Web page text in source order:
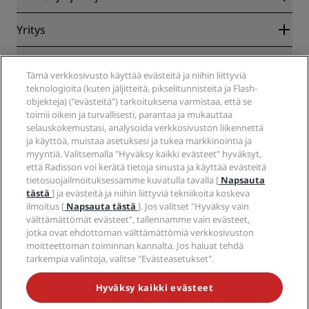
Blog
Kohteet
Tulevat hotellit
Radisson Hotels -sovellus
Sports Approved -hotellit
Perheystävälliset hotellit
Terveys ja turvallisuus
Yhteistyökumppanit
Yritys
Radisson Hotel Group
Media
Työpaikat RHG
Työpaikat PPHE
Työpaikat EHL
The Club by RHG
Kehitysmahdollisuudet
Vastuullinen liiketoiminta
Hankinta
Tietosuojakeskus
Oikeudellinen huomautus
Radisson Rewards -ehdot
Sivuston käyttösopimus
Digitaalinen saavutettavuus
Nykyajan orjuutta koskeva lausunto
Ohje
Kuluttajailmoitukset
Ota yhteyttä
Usein kysytyt kysymykset
Sivustokartta
Sosiaalinen media
Radisson Hotels -brändit
ÄLÄ JÄÄ PAITSI PARHAISTA TARJOUKSISTAMME
Tämä verkkosivusto käyttää evästeitä ja niihin liittyviä
teknologioita (kuten jäljitteitä, pikselitunnisteita ja Flash-
objekteja) ("evästeitä") tarkoituksena varmistaa, että se
toimii oikein ja turvallisesti, parantaa ja mukauttaa
selauskokemustasi, analysoida verkkosivuston liikennettä
ja käyttöä, muistaa asetuksesi ja tukea markkinointia ja
myyntiä. Valitsemalla "Hyväksy kaikki evästeet" hyväksyt,
että Radisson voi kerätä tietoja sinusta ja käyttää evästeitä
tietosuojailmoituksessamme kuvatulla tavalla [ Napsauta
tästä] ja evästeitä ja niihin liittyviä tekniikoita koskeva
ilmoitus [ Napsauta tästä]. Jos valitset "Hyväksy vain
välttämättömät evästeet", tallennamme vain evästeet,
jotka ovat ehdottoman välttämättömiä verkkosivuston
moitteettoman toiminnan kannalta. Jos haluat tehdä
tarkempia valintoja, valitse "Evästeasetukset".
Hyväksy kaikki evästeet